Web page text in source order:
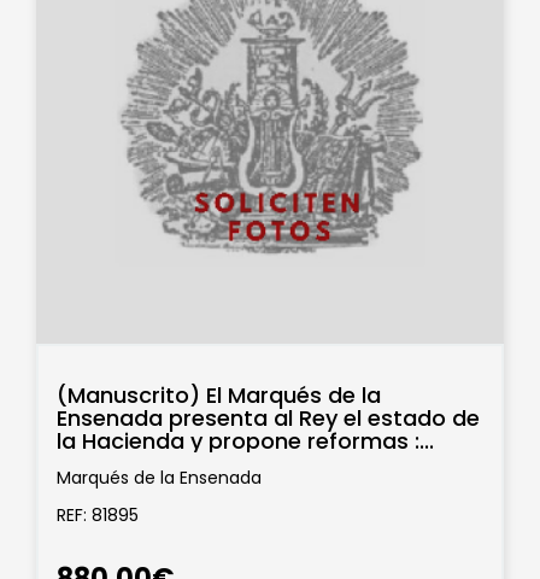
(Manuscrito) El Marqués de la
Ensenada presenta al Rey el estado de
la Hacienda y propone reformas :...
Marqués de la Ensenada
REF: 81895